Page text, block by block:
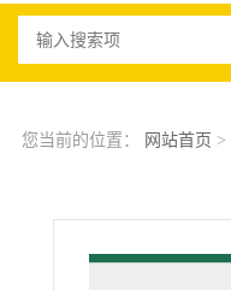
您当前的位置： 网站首页 >